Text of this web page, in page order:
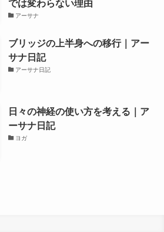
では変わらない理由
アーサナ
ブリッジの上半身への移行｜アー
サナ日記
アーサナ日記
日々の神経の使い方を考える｜ア
ーサナ日記
ヨガ